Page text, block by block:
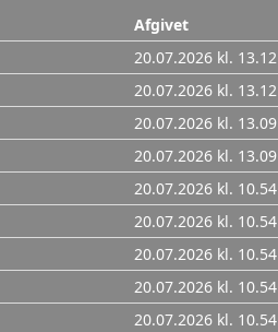
Afgivet
20.07.2026 kl. 13.12
20.07.2026 kl. 13.12
20.07.2026 kl. 13.09
20.07.2026 kl. 13.09
20.07.2026 kl. 10.54
20.07.2026 kl. 10.54
20.07.2026 kl. 10.54
20.07.2026 kl. 10.54
20.07.2026 kl. 10.54